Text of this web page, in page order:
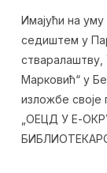
Имајући на уму
седиштем у
стваралаштву,
Марковић“ у
изложбе
„ОЕЦД У Е-